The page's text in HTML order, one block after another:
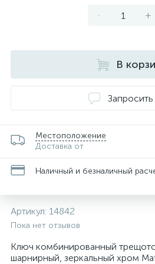
- +
В
Местоположение
Доставка от
Наличный и безналичный
Артикул: 14842
Пока нет отзывов
Ключ комбинированный
шарнирный, зеркальный хром